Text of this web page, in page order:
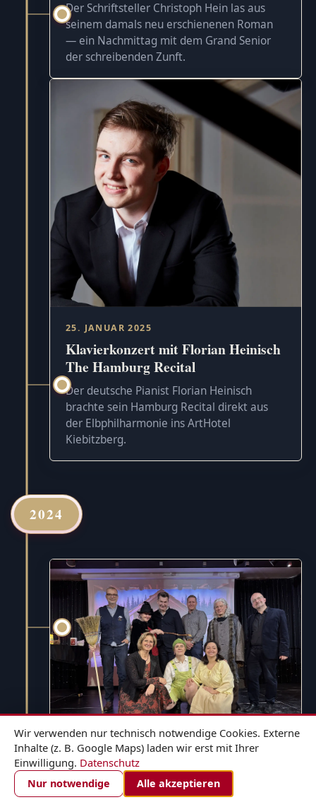
Der Schriftsteller Christoph Hein las aus
seinem damals neu erschienenen Roman
— ein Nachmittag mit dem Grand Senior
der schreibenden Zunft.
25. JANUAR 2025
Klavierkonzert mit Florian Heinisch
The Hamburg Recital
Der deutsche Pianist Florian Heinisch
brachte sein Hamburg Recital direkt aus
der Elbphilharmonie ins ArtHotel
Kiebitzberg.
2024
1. DEZEMBER 2024
Hänsel und Gretel - für die ganze
ZIMMER BUCHEN
Wir verwenden nur technisch notwendige Cookies. Externe
Inhalte (z. B. Google Maps) laden wir erst mit Ihrer
Einwilligung. Datenschutz
Nur notwendige Alle akzeptieren